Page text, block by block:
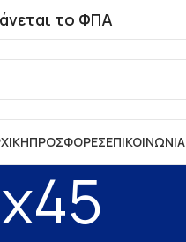
το ΦΠΑ
ΠΡΟΣΦΟΡΕΣΕΠΙΚΟΙΝΩΝΙΑ